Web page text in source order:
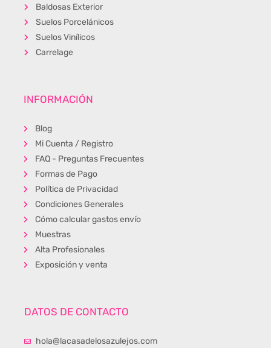
Baldosas Exterior
Suelos Porcelánicos
Suelos Vinílicos
Carrelage
INFORMACIÓN
Blog
Mi Cuenta / Registro
FAQ - Preguntas Frecuentes
Formas de Pago
Política de Privacidad
Condiciones Generales
Cómo calcular gastos envío
Muestras
Alta Profesionales
Exposición y venta
DATOS DE CONTACTO
hola@lacasadelosazulejos.com